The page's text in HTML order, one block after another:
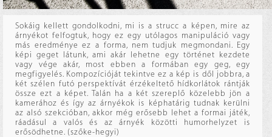
Sokáig kellett gondolkodni, mi is a strucc a képen, mire az
árnyékot felfogtuk, hogy ez egy utólagos manipuláció vagy
más eredménye ez a forma, nem tudjuk megmondani. Egy
képi geget látunk, ami akár lehetne egy történet kezdete
vagy vége akár, most ebben a formában egy geg, egy
megfigyelés. Kompozícióját tekintve ez a kép is dől jobbra, a
két szélen futó perspektívát érzékeltető hídkorlátok rántják
össze ezt a képet. Talán ha a két szereplő közelebb jön a
kamerához és így az árnyékok is képhatárig tudnak kerülni
az alsó szekcióban, akkor még erősebb lehet a formai játék,
ráadásul a valós és az árnyék közötti humorhelyzet is
erősödhetne. (szőke-hegyi)